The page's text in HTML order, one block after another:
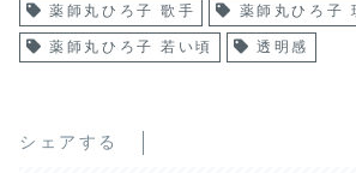
薬師丸ひろ子 歌手 薬師丸ひろ子
薬師丸ひろ子 若い頃 透明感
シェアする